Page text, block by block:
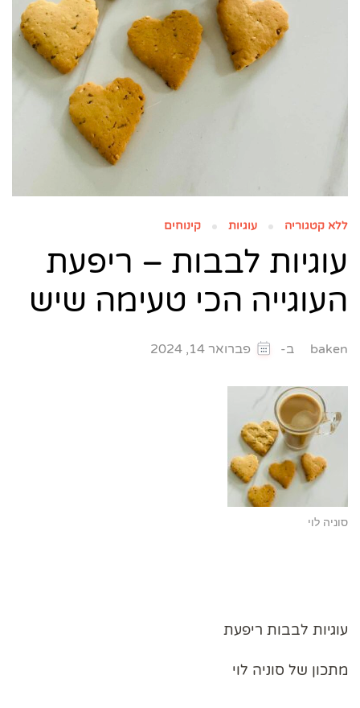
ללא קטגוריה עוגיות קינוחים
עוגיות לבבות – ריפעת
העוגייה הכי טעימה שיש
baken ב- פברואר 14, 2024
סוניה לוי
עוגיות לבבות ריפעת
מתכון של סוניה לוי